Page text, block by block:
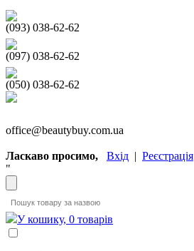
(093) 038-62-62
(097) 038-62-62
(050) 038-62-62
office@beautybuy.com.ua
Ласкаво просимо, Вхід | Реєстрація
"
У кошику, 0 товарів